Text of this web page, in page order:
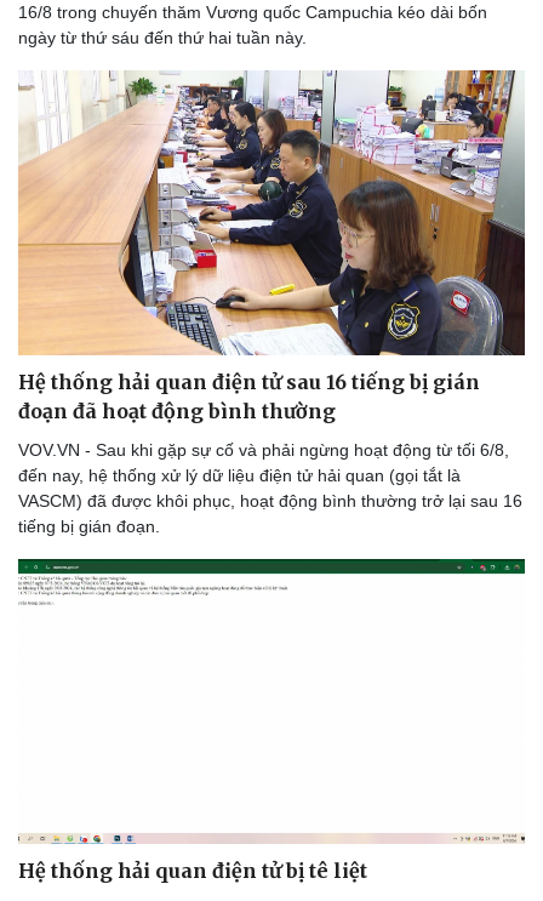
16/8 trong chuyến thăm Vương quốc Campuchia kéo dài bốn
ngày từ thứ sáu đến thứ hai tuần này.
Hệ thống hải quan điện tử sau 16 tiếng bị gián
đoạn đã hoạt động bình thường
VOV.VN - Sau khi gặp sự cố và phải ngừng hoạt động từ tối 6/8,
đến nay, hệ thống xử lý dữ liệu điện tử hải quan (gọi tắt là
VASCM) đã được khôi phục, hoạt động bình thường trở lại sau 16
tiếng bị gián đoạn.
Hệ thống hải quan điện tử bị tê liệt